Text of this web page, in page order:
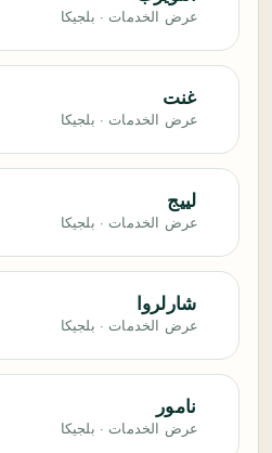
عرض الخدمات · بلجيكا
غنت
عرض الخدمات · بلجيكا
لييج
عرض الخدمات · بلجيكا
شارلروا
عرض الخدمات · بلجيكا
نامور
عرض الخدمات · بلجيكا